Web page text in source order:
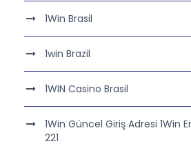
1Win Brasil
1win Brazil
1WIN Casino Brasil
1Win Güncel Giriş Adresi 1Win
221